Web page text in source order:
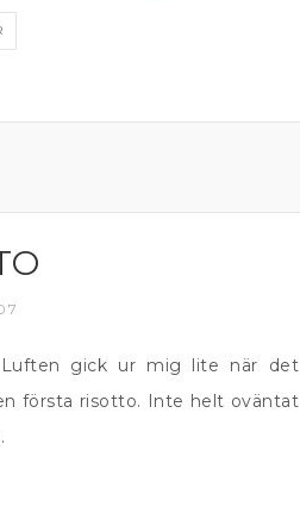
gick ur mig lite när det
första risotto. Inte helt oväntat